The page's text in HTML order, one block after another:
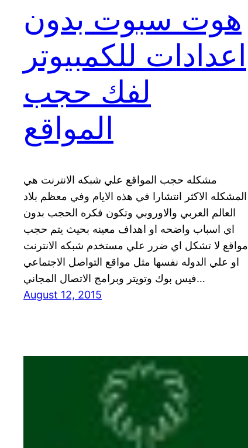
هوت سبوت بدون
اعدادات للكمبيوتر
لفك حجب
المواقع
مشكله حجب المواقع علي شبكه الانترنت هي
المشكله الاكثر انتشارا في هذه الايام وفي معظم بلاد
العالم العربي والاوروبي وتكون فكره الحجب بدون
اي اسباب واضحه او اهداف معينه بحيث يتم حجب
مواقع لا تشكل اي ضرر علي مستخدم شبكه الانترنت
او علي الدوله نفسها مثل مواقع التواصل الاجتماعي
فيس بوك وتويتر وبرامج الاتصال المجاني…
August 12, 2015